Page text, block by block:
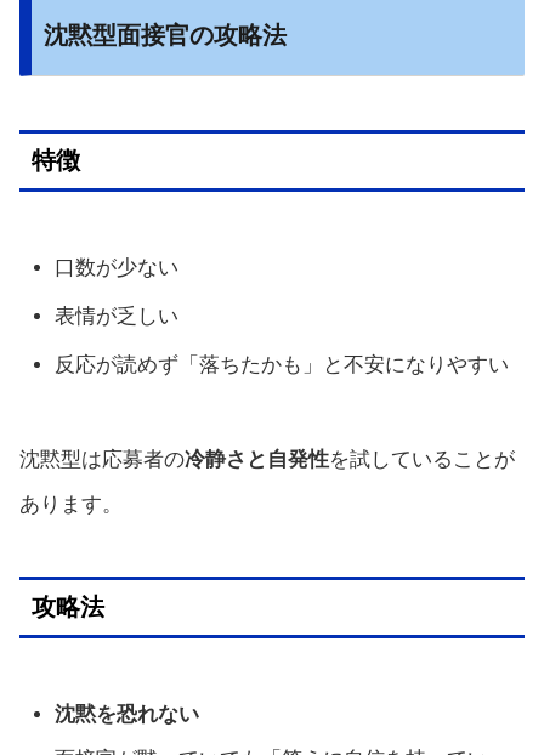
沈黙型面接官の攻略法
特徴
口数が少ない
表情が乏しい
反応が読めず「落ちたかも」と不安になりやすい
沈黙型は応募者の冷静さと自発性を試していることが
あります。
攻略法
沈黙を恐れない